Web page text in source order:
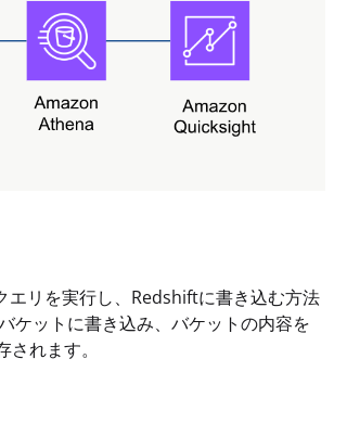
リを実行し、Redshiftに書き込む方法
ケットに書き込み、バケットの内容を
れます。